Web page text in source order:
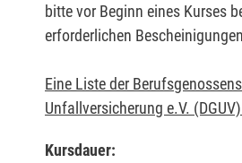
bitte vor Beginn eines Kurses
erforderlichen
Eine Liste der
Unfallversicherung e.V.
Kursdauer: